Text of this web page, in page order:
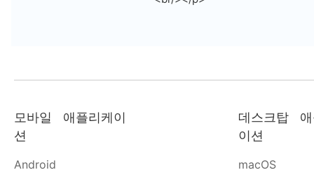
모바일 애플리케이
션
Android
데스크탑 애
이션
macOS